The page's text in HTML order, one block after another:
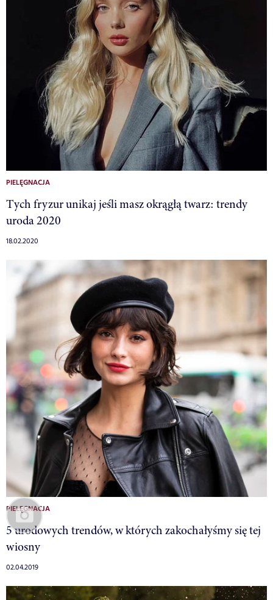
PIELĘGNACJA
Tych fryzur unikaj jeśli masz okrągłą twarz: trendy
uroda 2020
18.02.2020
PIELĘGNACJA
5 urodowych trendów, w których zakochałyśmy się tej
wiosny
02.04.2019